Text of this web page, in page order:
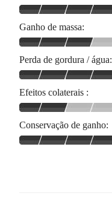
Ganho de massa:
Perda de gordura / água:
Efeitos colaterais :
Conservação de ganho: